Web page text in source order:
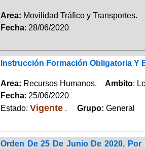
Area: Movilidad Tráfico y Transportes.
Fecha: 28/06/2020
Instrucción Formación Obligatoria Y
Area: Recursos Humanos. Ambito:
Fecha: 25/06/2020
Estado: Vigente. Grupo: General
Orden De 25 De Junio De 2020,